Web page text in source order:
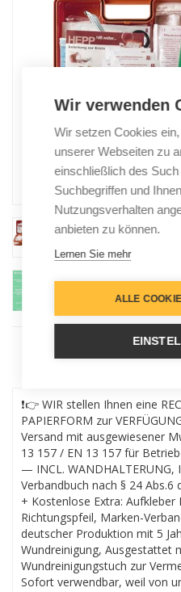
❗👉 WIR stellen Ihnen eine
PAPIERFORM zur
Versand mit ausgewiesener
13 157 / EN 13 157 für
— INCL. WANDHALTERUNG,
Verbandbuch nach § 24
+ Kostenlose Extra: Aufkleber
Richtungspfeil, Marken-
deutscher Produktion mit 5
Wundreinigung, Ausgestattet
Wundreinigungstuch zur
Sofort verwendbar, weil von
Wir verwenden
Wir setzen Cookies
unserer Webseiten zu
einschließlich des
Suchbegriffen und
Nutzungsverhalten
anbieten zu können.
Lernen Sie mehr
ALLE